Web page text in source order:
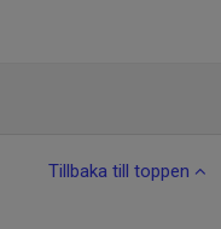
Tillbaka till toppen